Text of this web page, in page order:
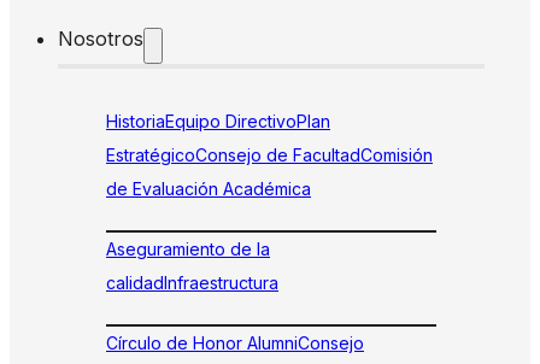
Nosotros
HistoriaEquipo DirectivoPlan
EstratégicoConsejo de FacultadComisión
de Evaluación Académica
Aseguramiento de la
calidadInfraestructura
Círculo de Honor AlumniConsejo